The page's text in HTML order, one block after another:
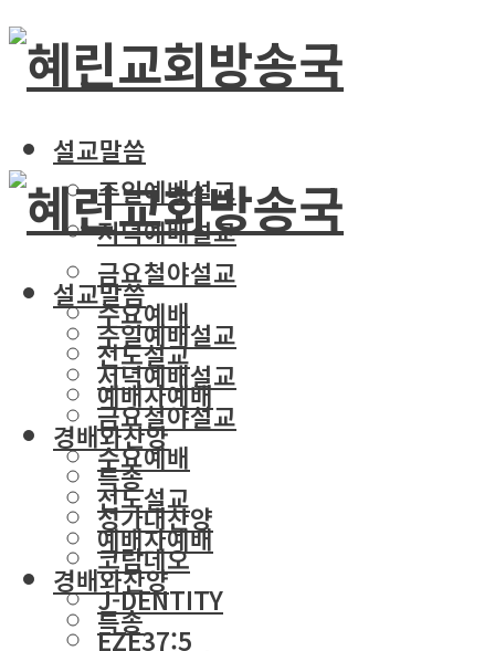
설교말씀
주일예배설교
저녁예배설교
금요철야설교
수요예배
전도설교
예배자예배
경배와찬양
특송
성가대찬양
코람데오
J-DENTITY
EZE37:5
설교말씀
주일예배설교
저녁예배설교
금요철야설교
수요예배
전도설교
예배자예배
경배와찬양
특송